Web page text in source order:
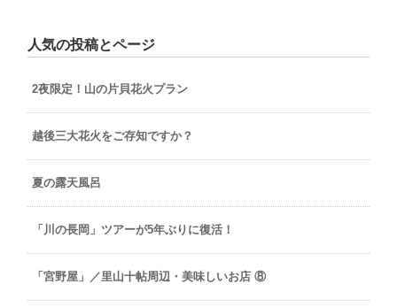
人気の投稿とページ
2夜限定！山の片貝花火プラン
越後三大花火をご存知ですか？
夏の露天風呂
「川の長岡」ツアーが5年ぶりに復活！
「宮野屋」／里山十帖周辺・美味しいお店 ⑧